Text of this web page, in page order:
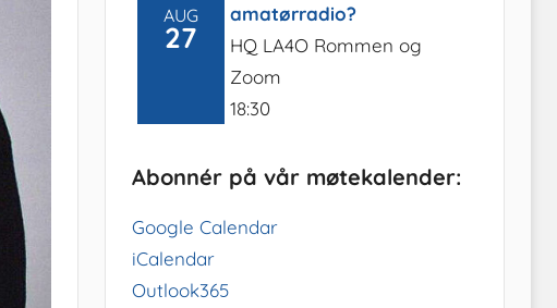
AUG
27
amatørradio?
HQ LA4O Rommen og
Zoom
18:30
Abonnér på vår møtekalender:
Google Calendar
iCalendar
Outlook365